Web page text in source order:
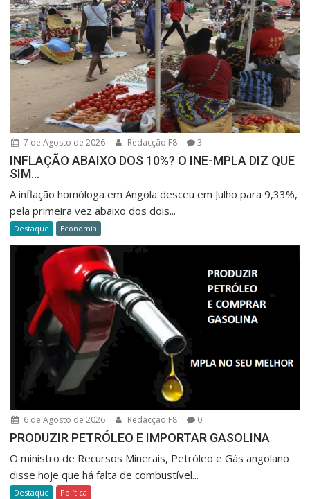
7 de Agosto de 2026 Redacção F8 3
INFLAÇÃO ABAIXO DOS 10%? O INE-MPLA DIZ QUE
SIM…
A inflação homóloga em Angola desceu em Julho para 9,33%,
pela primeira vez abaixo dos dois...
Destaque Economia
6 de Agosto de 2026 Redacção F8 0
PRODUZIR PETRÓLEO E IMPORTAR GASOLINA
O ministro de Recursos Minerais, Petróleo e Gás angolano
disse hoje que há falta de combustível...
Destaque Política